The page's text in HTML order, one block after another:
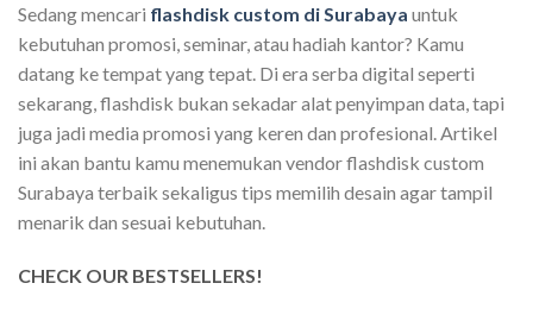
Sedang mencari flashdisk custom di Surabaya untuk
kebutuhan promosi, seminar, atau hadiah kantor? Kamu
datang ke tempat yang tepat. Di era serba digital seperti
sekarang, flashdisk bukan sekadar alat penyimpan data, tapi
juga jadi media promosi yang keren dan profesional. Artikel
ini akan bantu kamu menemukan vendor flashdisk custom
Surabaya terbaik sekaligus tips memilih desain agar tampil
menarik dan sesuai kebutuhan.
CHECK OUR BESTSELLERS!